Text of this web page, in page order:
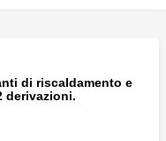
di riscaldamento e
derivazioni.